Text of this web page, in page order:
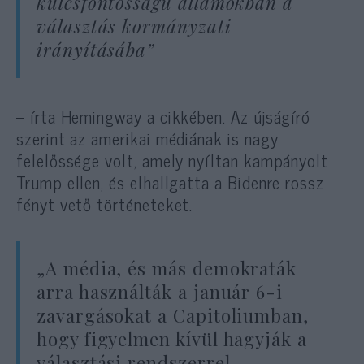
választás kormányzati
irányításába”
– írta Hemingway a cikkében. Az újságíró
szerint az amerikai médiának is nagy
felelőssége volt, amely nyíltan kampányolt
Trump ellen, és elhallgatta a Bidenre rossz
fényt vető történeteket.
„A média, és más demokraták
arra használták a január 6-i
zavargásokat a Capitoliumban,
hogy figyelmen kívül hagyják a